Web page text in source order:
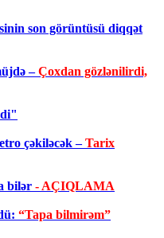
son görüntüsü diqqət
–Çoxdan gözlənilirdi,
çəkiləcək –Tarix
bilər - AÇIQLAMA
“Tapa bilmirəm”